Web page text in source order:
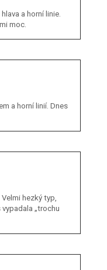
a horní linie.
moc.
a horní linií. Dnes
hezký typ,
„trochu